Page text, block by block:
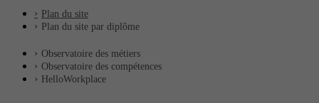
Plan du site
Plan du site par diplôme
Observatoire des métiers
Observatoire des compétences
HelloWorkplace